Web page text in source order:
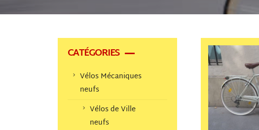
CATÉGORIES
Vélos Mécaniques
neufs
Vélos de Ville
neufs